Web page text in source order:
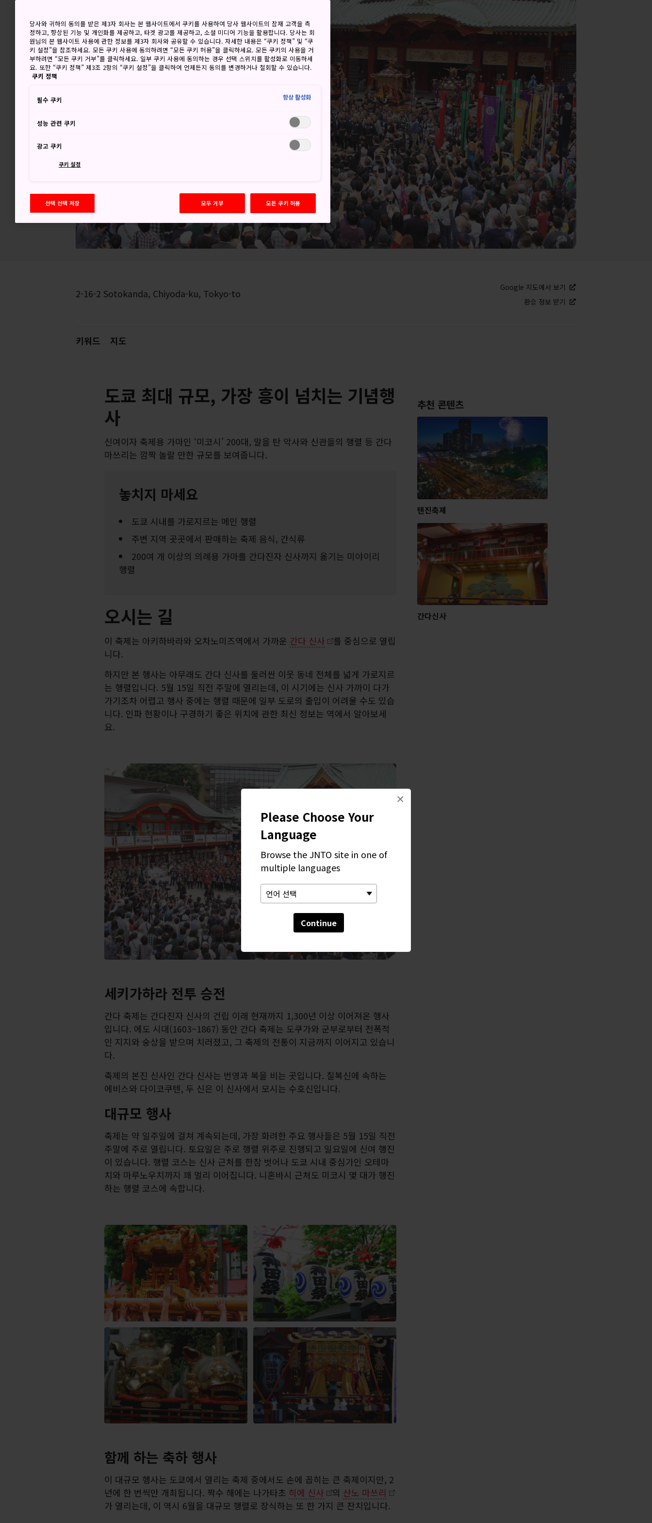
Please Choose Your
Language
Browse the JNTO site in one of
multiple languages
Continue
×
2-16-2 Sotokanda, Chiyoda-ku, Tokyo-to
Google 지도에서 보기
환승 정보 받기
키워드 지도
도쿄 최대 규모, 가장 흥이 넘치는 기념행
사
신여이자 축제용 가마인 ‘미코시' 200대, 말을 탄 악사와 신관들의 행렬 등 간다
마쓰리는 깜짝 놀랄 만한 규모를 보여줍니다.
놓치지 마세요
도쿄 시내를 가로지르는 메인 행렬
주변 지역 곳곳에서 판매하는 축제 음식, 간식류
200여 개 이상의 의례용 가마를 간다진자 신사까지 옮기는 미야이리
행렬
오시는 길
이 축제는 아키하바라와 오차노미즈역에서 가까운 간다 신사
를 중심으로 열립
니다.
하지만 본 행사는 아무래도 간다 신사를 둘러싼 이웃 동네 전체를 넓게 가로지르
는 행렬입니다. 5월 15일 직전 주말에 열리는데, 이 시기에는 신사 가까이 다가
가기조차 어렵고 행사 중에는 행렬 때문에 일부 도로의 출입이 어려울 수도 있습
니다. 인파 현황이나 구경하기 좋은 위치에 관한 최신 정보는 역에서 알아보세
요.
세키가하라 전투 승전
간다 축제는 간다진자 신사의 건립 이래 현재까지 1,300년 이상 이어져온 행사
입니다. 에도 시대(1603~1867) 동안 간다 축제는 도쿠가와 군부로부터 전폭적
인 지지와 숭상을 받으며 치러졌고, 그 축제의 전통이 지금까지 이어지고 있습니
다.
축제의 본진 신사인 간다 신사는 번영과 복을 비는 곳입니다. 칠복신에 속하는
에비스와 다이코쿠텐, 두 신은 이 신사에서 모시는 수호신입니다.
대규모 행사
축제는 약 일주일에 걸쳐 계속되는데, 가장 화려한 주요 행사들은 5월 15일 직전
주말에 주로 열립니다. 토요일은 주로 행렬 위주로 진행되고 일요일에 신여 행진
이 있습니다. 행렬 코스는 신사 근처를 한참 벗어나 도쿄 시내 중심가인 오테마
치와 마루노우치까지 꽤 멀리 이어집니다. 니혼바시 근처도 미코시 몇 대가 행진
하는 행렬 코스에 속합니다.
함께 하는 축하 행사
이 대규모 행사는 도쿄에서 열리는 축제 중에서도 손에 꼽히는 큰 축제이지만, 2
년에 한 번씩만 개최됩니다. 짝수 해에는 나가타초 히에 신사 의 산노 마쓰리
가 열리는데, 이 역시 6월을 대규모 행렬로 장식하는 또 한 가지 큰 잔치입니다.
추천 콘텐츠
텐진축제
간다신사
당사와 귀하의 동의를 받은 제3자 회사는 본 웹사이트에서 쿠키를 사용하여 당사 웹사이트의 잠재 고객을 측
정하고, 향상된 기능 및 개인화를 제공하고, 타겟 광고를 제공하고, 소셜 미디어 기능을 활용합니다. 당사는 회
원님의 본 웹사이트 사용에 관한 정보를 제3자 회사와 공유할 수 있습니다. 자세한 내용은 “쿠키 정책” 및 “쿠
키 설정”을 참조하세요. 모든 쿠키 사용에 동의하려면 “모든 쿠키 허용”을 클릭하세요. 모든 쿠키의 사용을 거
부하려면 “모든 쿠키 거부”를 클릭하세요. 일부 쿠키 사용에 동의하는 경우 선택 스위치를 활성화로 이동하세
요. 또한 “쿠키 정책” 제3조 2항의 “쿠키 설정”을 클릭하여 언제든지 동의를 변경하거나 철회할 수 있습니다.
쿠키 정책
필수 쿠키 항상 활성화
성능 관련 쿠키
광고 쿠키
쿠키 설정
선택 선택 저장 모두 거부 모든 쿠키 허용